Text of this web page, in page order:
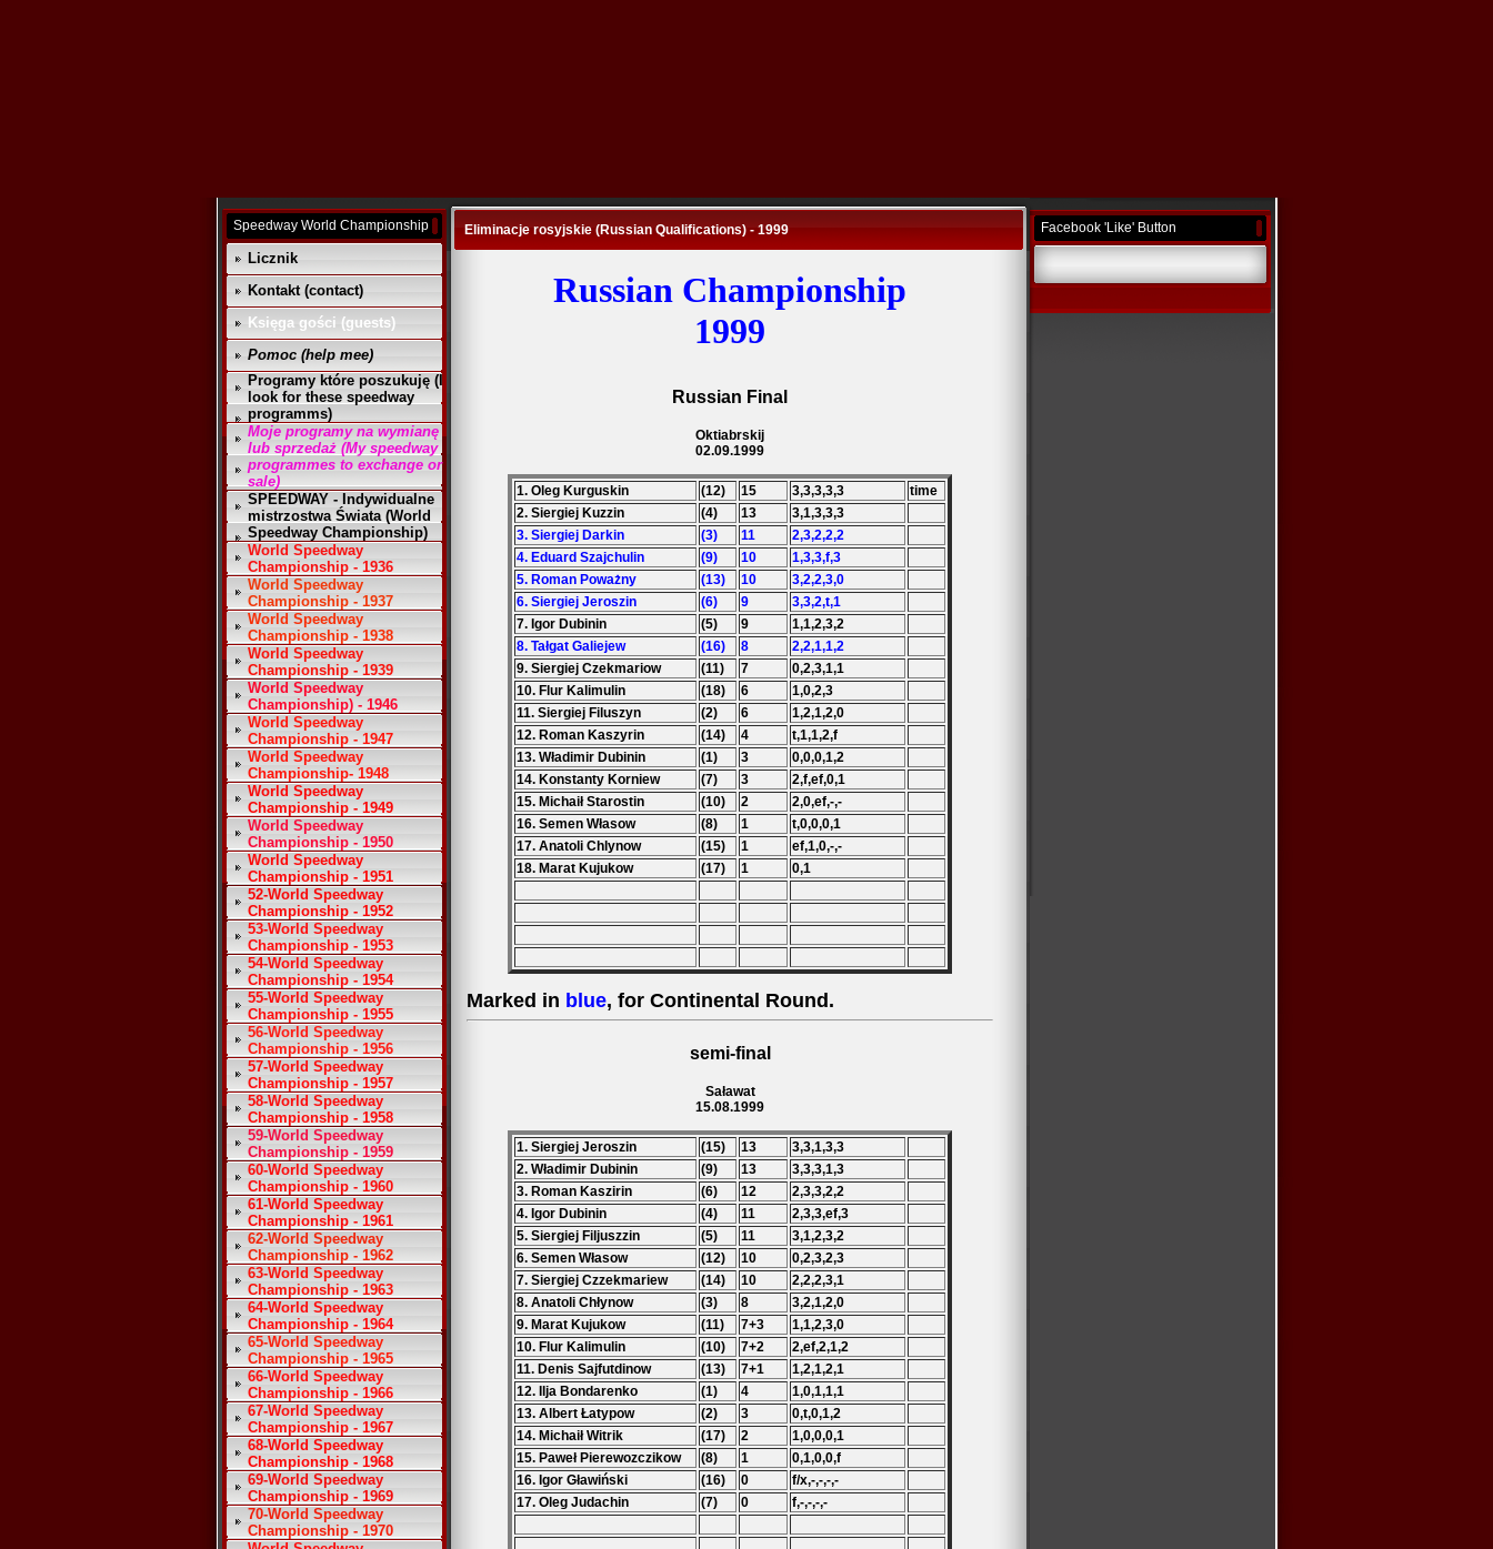
Speedway World Championship
Licznik
Kontakt (contact)
Księga gości (guests)
Pomoc (help mee)
Programy które poszukuję (I
look for these speedway
programms)
Moje programy na wymianę
lub sprzedaż (My speedway
programmes to exchange or
sale)
SPEEDWAY - Indywidualne
mistrzostwa Świata (World
Speedway Championship)
World Speedway
Championship - 1936
World Speedway
Championship - 1937
World Speedway
Championship - 1938
World Speedway
Championship - 1939
World Speedway
Championship) - 1946
World Speedway
Championship - 1947
World Speedway
Championship- 1948
World Speedway
Championship - 1949
World Speedway
Championship - 1950
World Speedway
Championship - 1951
52-World Speedway
Championship - 1952
53-World Speedway
Championship - 1953
54-World Speedway
Championship - 1954
55-World Speedway
Championship - 1955
56-World Speedway
Championship - 1956
57-World Speedway
Championship - 1957
58-World Speedway
Championship - 1958
59-World Speedway
Championship - 1959
60-World Speedway
Championship - 1960
61-World Speedway
Championship - 1961
62-World Speedway
Championship - 1962
63-World Speedway
Championship - 1963
64-World Speedway
Championship - 1964
65-World Speedway
Championship - 1965
66-World Speedway
Championship - 1966
67-World Speedway
Championship - 1967
68-World Speedway
Championship - 1968
69-World Speedway
Championship - 1969
70-World Speedway
Championship - 1970
Eliminacje rosyjskie (Russian Qualifications) - 1999
Russian Championship
1999
Russian Final
Oktiabrskij
02.09.1999
1. Oleg Kurguskin (12) 15 3,3,3,3,3
time
2. Siergiej Kuzzin
(4) 13
3,1,3,3,3
3. Siergiej Darkin
(3) 11
2,3,2,2,2
4. Eduard Szajchulin
(9) 10
1,3,3,f,3
5. Roman Poważny
(13) 10
3,2,2,3,0
6. Siergiej Jeroszin
(6) 9
3,3,2,t,1
7. Igor Dubinin
(5) 9
1,1,2,3,2
8. Tałgat Galiejew
(16) 8
2,2,1,1,2
9. Siergiej Czekmariow
(11) 7
0,2,3,1,1
10. Flur Kalimulin
(18) 6
1,0,2,3
11. Siergiej Filuszyn
(2) 6
1,2,1,2,0
12. Roman Kaszyrin
(14) 4
t,1,1,2,f
13. Władimir Dubinin
(1) 3
0,0,0,1,2
14. Konstanty Korniew
(7) 3
2,f,ef,0,1
15. Michaił Starostin
(10) 2
2,0,ef,-,-
16. Semen Własow
(8) 1
t,0,0,0,1
17. Anatoli Chlynow
(15) 1
ef,1,0,-,-
18. Marat Kujukow
(17) 1 0,1
Marked in blue, for Continental Round.
semi-final
Saławat
15.08.1999
1. Siergiej Jeroszin (15) 13
3,3,1,3,3
2. Władimir Dubinin
(9) 13
3,3,3,1,3
3. Roman Kaszirin
(6) 12
2,3,3,2,2
4. Igor Dubinin
(4) 11
2,3,3,ef,3
5. Siergiej Filjuszzin
(5) 11
3,1,2,3,2
6. Semen Własow
(12) 10
0,2,3,2,3
7. Siergiej Czzekmariew
(14) 10
2,2,2,3,1
8. Anatoli Chłynow
(3) 8
3,2,1,2,0
9. Marat Kujukow
(11) 7+3
1,1,2,3,0
10. Flur Kalimulin
(10) 7+2
2,ef,2,1,2
11. Denis Sajfutdinow
(13) 7+1
1,2,1,2,1
12. Ilja Bondarenko
(1) 4
1,0,1,1,1
13. Albert Łatypow
(2) 3
0,t,0,1,2
14. Michaił Witrik
(17) 2
1,0,0,0,1
15. Paweł Pierewozczikow
(8) 1
0,1,0,0,f
16. Igor Gławiński
(16) 0
f/x,-,-,-,-
17. Oleg Judachin
(7) 0 f,-,-,-,-
Facebook 'Like' Button